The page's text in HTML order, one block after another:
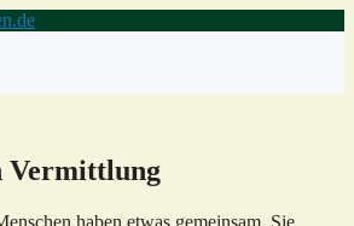
Vermittlung
haben etwas gemeinsam. Sie